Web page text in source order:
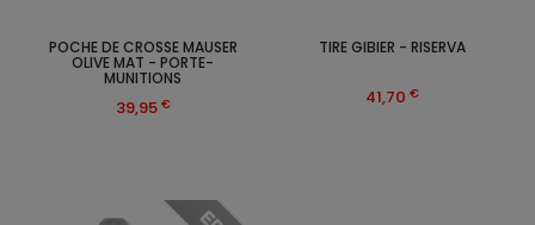
TIRE GIBIER - RISERVA
41,70 €
POCHE DE CROSSE MAUSER
OLIVE MAT - PORTE-
MUNITIONS
39,95 €